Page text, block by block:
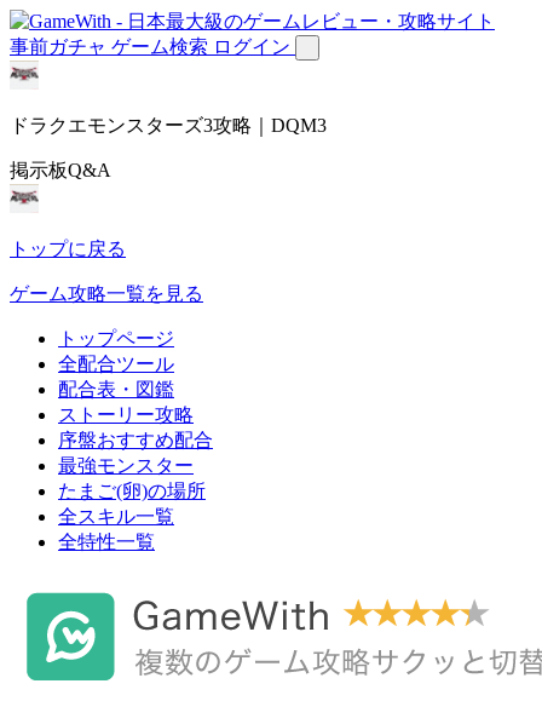
事前ガチャ ゲーム検索 ログイン
ドラクエモンスターズ3攻略｜DQM3
掲示板Q&A
トップに戻る
ゲーム攻略一覧を見る
トップページ
全配合ツール
配合表・図鑑
ストーリー攻略
序盤おすすめ配合
最強モンスター
たまご(卵)の場所
全スキル一覧
全特性一覧